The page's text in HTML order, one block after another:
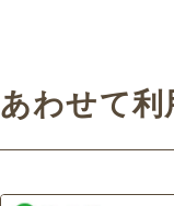
あわせて